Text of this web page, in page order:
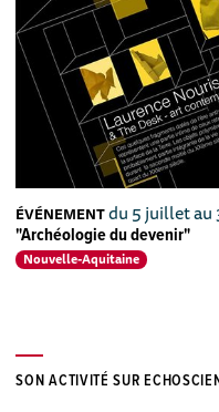
ÉVÉNEMENTdu 5 juillet au
"Archéologie du devenir"
Nouvelle-Aquitaine
SON ACTIVITÉ SUR